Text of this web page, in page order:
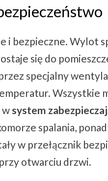
i bezpieczne. Wylot
się do
specjalny
Wszystkie
wsystem
spalania,
w przełącznik
otwarciu drzwi.